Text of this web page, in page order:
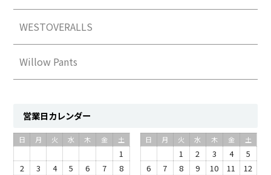
WESTOVERALLS
Willow Pants
営業日カレンダー
日 月 火 水 木 金 土
1
2
3 4 5 6 7
8
日 月 火 水 木 金 土
1 2 3 4
5
6
7 8 9 10 11
12